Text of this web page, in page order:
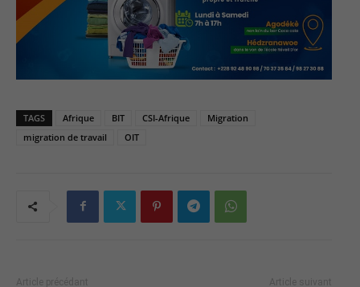
TAGS Afrique BIT CSI-Afrique
Migration
migration de travail
OIT
Article précédant Article suivant